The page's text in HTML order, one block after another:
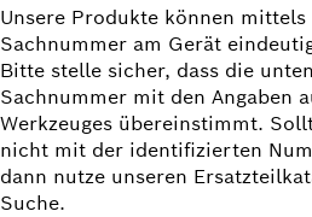
Unsere Produkte können
Sachnummer am Gerät
Bitte stelle sicher, dass die
Sachnummer mit den Angaben
Werkzeuges übereinstimmt.
nicht mit der identifizierten
dann nutze unseren
Suche.